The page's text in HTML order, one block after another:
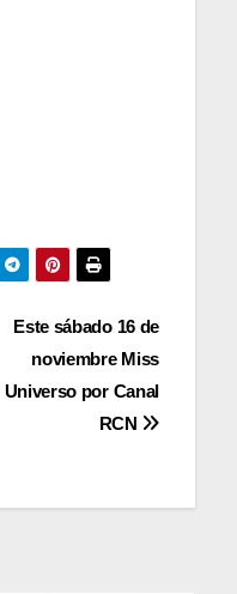
Este sábado 16 de
noviembre Miss
Universo por Canal
RCN